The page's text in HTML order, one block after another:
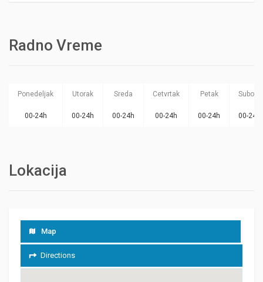
Radno Vreme
Ponedeljak Utorak Sreda Cetvrtak Petak Subota
00-24h 00-24h 00-24h 00-24h 00-24h 00-24h
Lokacija
Map
Directions